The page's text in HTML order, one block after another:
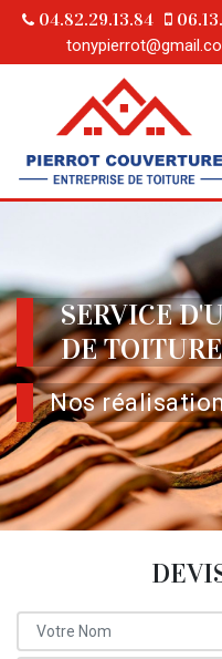
04.82.29.13.84
SERVICE
DE
Nos